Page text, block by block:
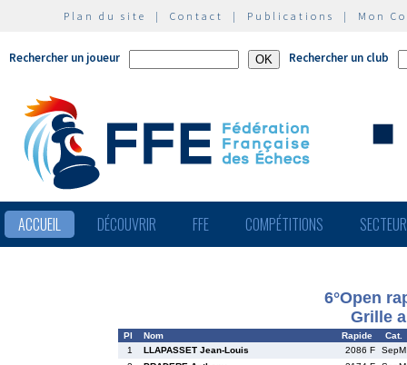
Plan du site | Contact | Publications | Mon
Rechercher un joueur Rechercher un club
ACCUEIL DÉCOUVRIR FFE COMPÉTITIONS
6°Open
Grille
Pl Nom Rapide
Cat.
1
LLAPASSET Jean-Louis 2086 F
SepM